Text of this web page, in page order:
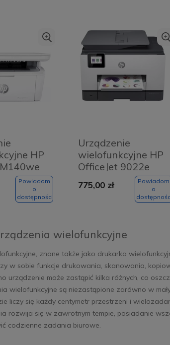
HP
Powiadom
o
dostępności
Urządzenie
wielofunkcyjne HP
OfficeJet 9022e
775,00 zł
Powiadom
o
wielofunkcyjne
znane także jako drukarka
w sobie funkcje drukowania, skanowania,
urządzenie może zastąpić kilka różnych, co
wielofunkcyjne są niezastąpione zarówno w
liczy się każdy centymetr przestrzeni i
rozwija się w zawrotnym tempie, posiadanie
codzienne zadania biurowe.